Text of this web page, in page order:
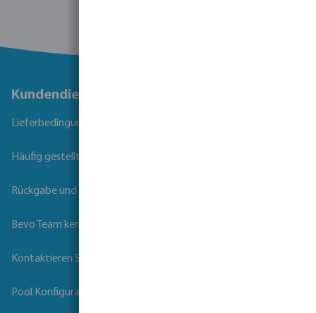
Kundendienst
Lieferbedingungen
Häufig gestellte Fragen
Rückgabe und Garantie
Bevo Team kennenlernen
Kontaktieren Sie uns
Pool Konfigurator